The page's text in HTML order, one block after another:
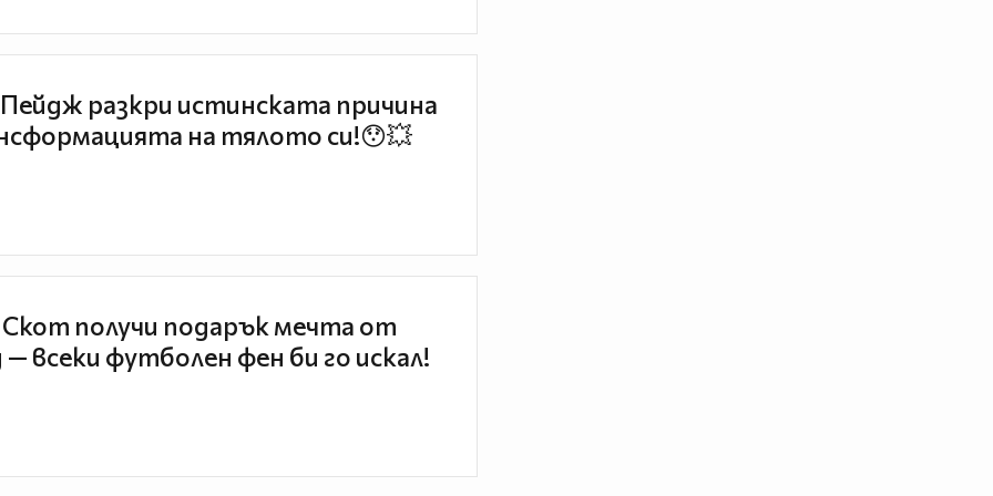
разкри истинската причина
на тялото си!😯💥
Скот получи подарък мечта от
всеки футболен фен би го искал!